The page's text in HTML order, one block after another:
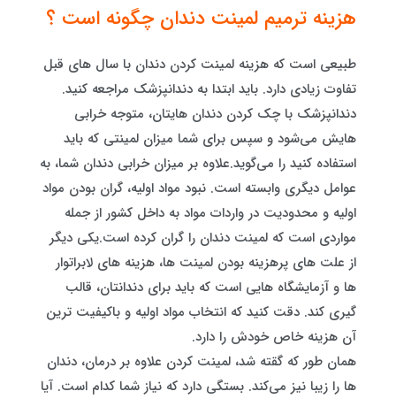
هزینه ترمیم لمینت دندان چگونه است ؟
طبیعی است که هزینه لمینت کردن دندان با سال های قبل
تفاوت زیادی دارد. باید ابتدا به دندانپزشک مراجعه کنید.
دندانپزشک با چک کردن دندان هایتان، متوجه خرابی
هایش می‌شود و سپس برای شما میزان لمینتی که باید
استفاده کنید را می‌گوید.علاوه بر میزان خرابی دندان شما، به
عوامل دیگری وابسته است. نبود مواد اولیه، گران بودن مواد
اولیه و محدودیت در واردات مواد به داخل کشور از جمله
مواردی است که لمینت دندان را گران کرده است.یکی دیگر
از علت های پرهزینه بودن لمینت ها، هزینه های لابراتوار
ها و آزمایشگاه هایی است که باید برای دندانتان، قالب
گیری کند. دقت کنید که انتخاب مواد اولیه و باکیفیت ترین
آن هزینه خاص خودش را دارد.
همان طور که گقته شد، لمینت کردن علاوه بر درمان، دندان
ها را زیبا نیز می‌کند. بستگی دارد که نیاز شما کدام است. آیا